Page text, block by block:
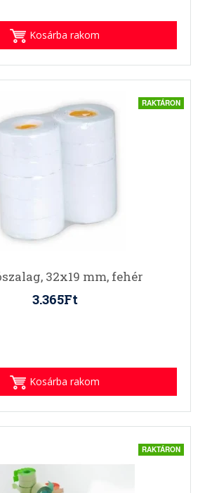
Kosárba rakom
RAKTÁRON
32x19 mm, fehér
3.365Ft
Kosárba rakom
RAKTÁRON